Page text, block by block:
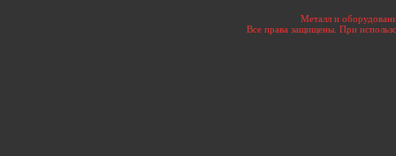
Металл и
Все права защищены. При